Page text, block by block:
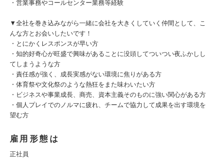
・営業事務やコールセンター業務等経験
▼全社を巻き込みながら一緒に会社を大きくしていく仲間として、こ
んな方とお会いしたいです！
・とにかくレスポンスが早い方
・知的好奇心が旺盛で興味があることに没頭してついつい夜ふかしし
てしまうような方
・責任感が強く、成長実感がない環境に焦りがある方
・体育祭や文化祭のような熱狂をまた味わいたい方
・ビジネスや事業成長、商売、資本主義そのものに強い関心がある方
・個人プレイでのノルマに疲れ、チームで協力して成果を出す環境を
望む方
雇用形態は
正社員